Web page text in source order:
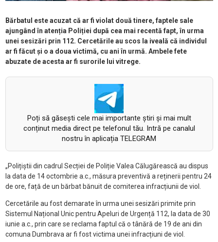
Bărbatul este acuzat că ar fi violat două tinere, faptele sale
ajungând în atenția Poliției după cea mai recentă fapt, în urma
unei sesizări prin 112. Cercetările au scos la iveală că individul
ar fi făcut și o a doua victimă, cu ani în urmă. Ambele fete
abuzate de acesta ar fi surorile lui vitrege.
Poți să găsești cele mai importante știri și mai mult
conținut media direct pe telefonul tău. Intră pe canalul
nostru în aplicația TELEGRAM
„Polițiștii din cadrul Secției de Poliție Valea Călugărească au dispus
la data de 14 octombrie a.c., măsura preventivă a reținerii pentru 24
de ore, față de un bărbat bănuit de comiterea infracțiunii de viol.
Cercetările au fost demarate în urma unei sesizări primite prin
Sistemul Național Unic pentru Apeluri de Urgență 112, la data de 30
iunie a.c., prin care se reclama faptul că o tânără de 19 de ani din
comuna Dumbrava ar fi fost victima unei infracțiuni de viol.